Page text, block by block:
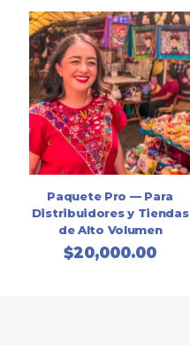
Paquete Pro — Para
Distribuidores y Tiendas
de Alto Volumen
$20,000.00